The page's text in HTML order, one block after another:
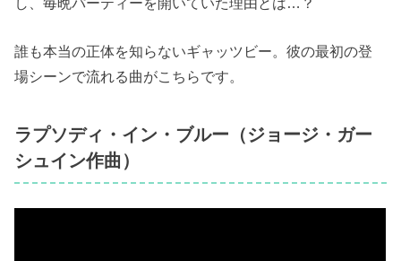
誰も本当の正体を知らないギャッツビー。彼の最初の登
場シーンで流れる曲がこちらです。
ラプソディ・イン・ブルー（ジョージ・ガー
シュイン作曲）